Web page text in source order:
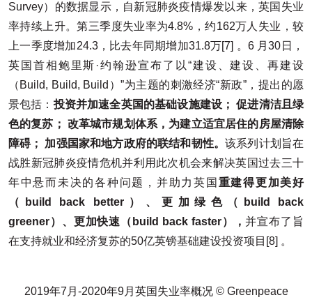
Survey）的数据显示，自新冠肺炎疫情爆发以来，英国失业
率持续上升。第三季度失业率为4.8%，约162万人失业，较
上一季度增加24.3，比去年同期增加31.8万[7] 。6 月30日，
英国首相鲍里斯·约翰逊宣布了以“建设、建设、再建设
（Build, Build, Build）”为主题的刺激经济“新政”，提出的愿
景包括： 投资并加速全英国的基础设施建设； 促进清洁且绿
色的复苏； 改革城市规划体系，为建立适宜居住的房屋清除
障碍； 加强国家和地方政府的联结和韧性。该系列计划旨在
战胜新冠肺炎疫情危机并利用此次机会来解决英国过去三十
年中悬而未决的各种问题，并助力英国 重建得更加美好
（build back better）、更加绿色（build back
greener）、更加快速（build back faster），并宣布了旨
在支持就业和经济复苏的50亿英镑基础建设投资项目[8] 。
2019年7月-2020年9月英国失业率概况 © Greenpeace